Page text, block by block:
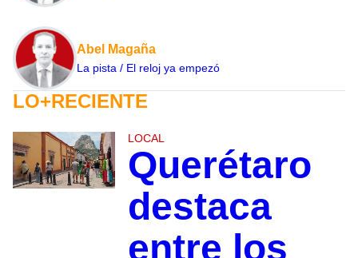
Abel Magaña
La pista / El reloj ya empezó
LO+RECIENTE
LOCAL
Querétaro
destaca
entre los